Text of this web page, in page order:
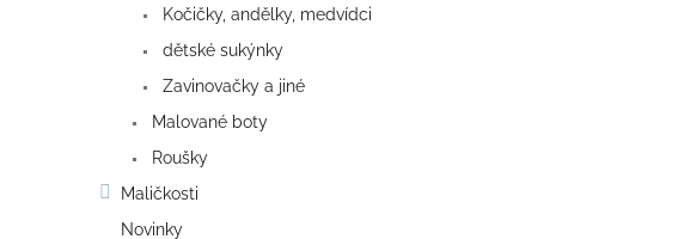
Kočičky, andělky, medvídci
dětské sukýnky
Zavinovačky a jiné
Malované boty
Roušky
Maličkosti
Novinky